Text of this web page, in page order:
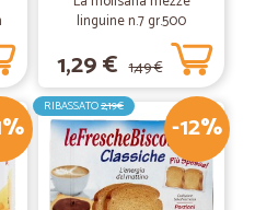
linguine n.7 gr.500
1,29 € 1,49 €
-12%
RIBASSATO2,19€